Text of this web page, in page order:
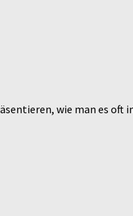
wie man es oft